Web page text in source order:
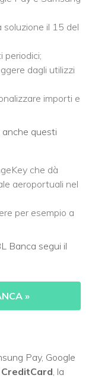
soluzione il 15 del
periodici;
dagli utilizzi
importi e
anche questi
che dà
aeroportuali nel
per esempio a
Banca segui il
»
Pay, Google
, la